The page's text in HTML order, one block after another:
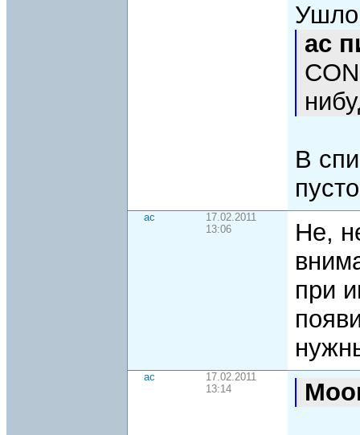
Ушло
ac
В
пусто
ac
17.02.2011
13:06
Не,
при
ac
17.02.2011
13:14